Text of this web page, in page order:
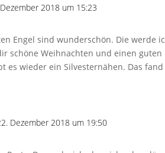
2018 um 15:23
Engel sind wunderschön. Die werde
schöne Weihnachten und einen guten
es wieder ein Silvesternähen. Das
Dezember 2018 um 19:50